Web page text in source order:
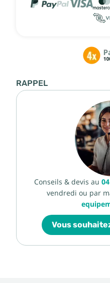
RAPPEL
Conseils & devis au
vendredi ou par
Vous